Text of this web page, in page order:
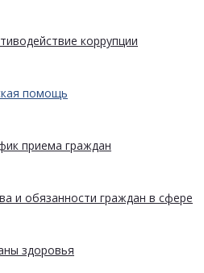
коррупции
помощь
приема граждан
и обязанности граждан в сфере
здоровья